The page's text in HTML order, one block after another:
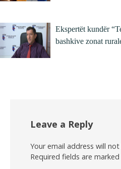
Ekspertët kundër
bashkive zonat
Leave a Reply
Your email address will
Required fields are marked